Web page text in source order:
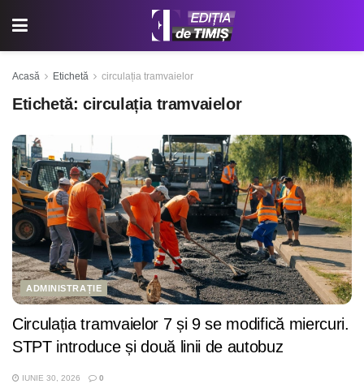
Acasă Etichetă circulația tramvaielor
Etichetă: circulația tramvaielor
ADMINISTRAȚIE
Circulația tramvaielor 7 și 9 se modifică miercuri.
STPT introduce și două linii de autobuz
IUNIE 30, 2026 0